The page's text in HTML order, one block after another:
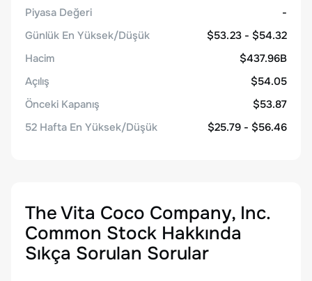
Piyasa Değeri
-
Günlük En Yüksek/Düşük
$53.23 - $54.32
Hacim
$437.96B
Açılış
$54.05
Önceki Kapanış
$53.87
52 Hafta En Yüksek/Düşük
$25.79 - $56.46
The Vita Coco Company, Inc.
Common Stock Hakkında
Sıkça Sorulan Sorular